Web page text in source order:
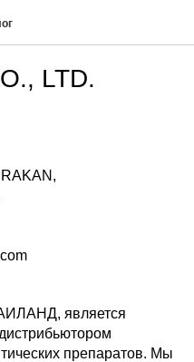
LTD.
является
препаратов. Мы